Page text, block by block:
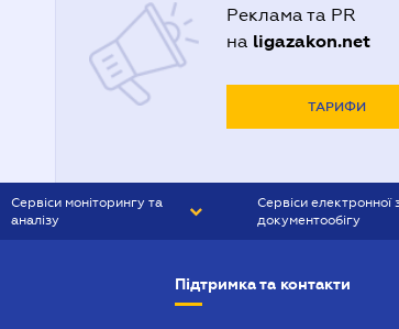
Адвокати Полтави
Адвокати Харькова
Адвокаты Кривого Рогу
Реклама та PR
на ligazakon.net
ТАРИФИ
Сервіси моніторингу та
аналізу
Сервіси електронної
документообігу
Підтримка та контакти